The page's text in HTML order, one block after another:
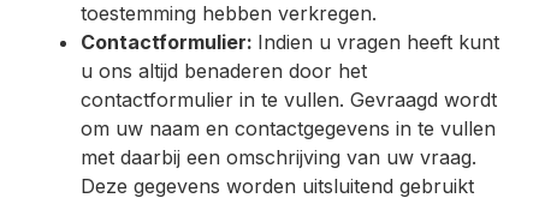
toestemming hebben verkregen.
Contactformulier: Indien u vragen heeft kunt
u ons altijd benaderen door het
contactformulier in te vullen. Gevraagd wordt
om uw naam en contactgegevens in te vullen
met daarbij een omschrijving van uw vraag.
Deze gegevens worden uitsluitend gebruikt